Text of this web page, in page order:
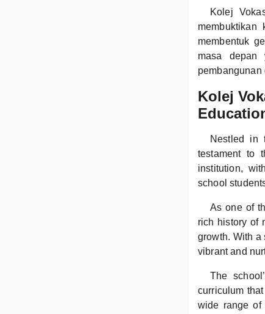
Kolej
membuktikan
membentuk
masa depan
pembangunan
Kolej
Nestled in
testament to
institution,
school
As one of
rich history of
growth. With a
vibrant and
The
curriculum
wide range of